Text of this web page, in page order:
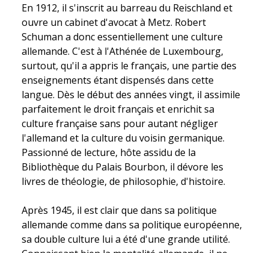
En 1912, il s'inscrit au barreau du Reischland et
ouvre un cabinet d'avocat à Metz. Robert
Schuman a donc essentiellement une culture
allemande. C'est à l'Athénée de Luxembourg,
surtout, qu'il a appris le français, une partie des
enseignements étant dispensés dans cette
langue. Dès le début des années vingt, il assimile
parfaitement le droit français et enrichit sa
culture française sans pour autant négliger
l'allemand et la culture du voisin germanique.
Passionné de lecture, hôte assidu de la
Bibliothèque du Palais Bourbon, il dévore les
livres de théologie, de philosophie, d'histoire.
Après 1945, il est clair que dans sa politique
allemande comme dans sa politique européenne,
sa double culture lui a été d'une grande utilité.